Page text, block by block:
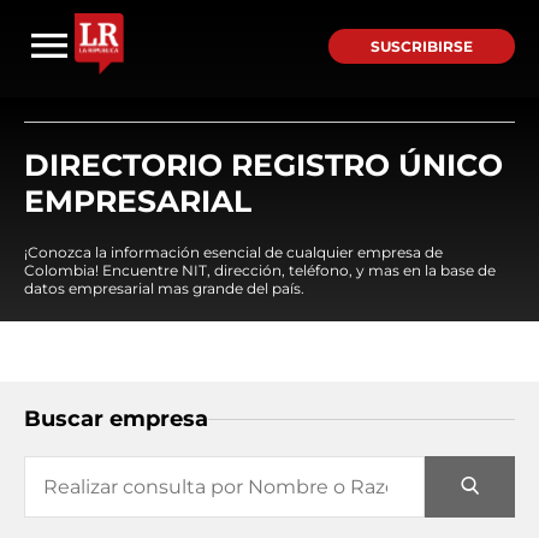
SUSCRIBIRSE
DIRECTORIO REGISTRO ÚNICO
EMPRESARIAL
¡Conozca la información esencial de cualquier empresa de
Colombia! Encuentre NIT, dirección, teléfono, y mas en la base de
datos empresarial mas grande del país.
Buscar empresa